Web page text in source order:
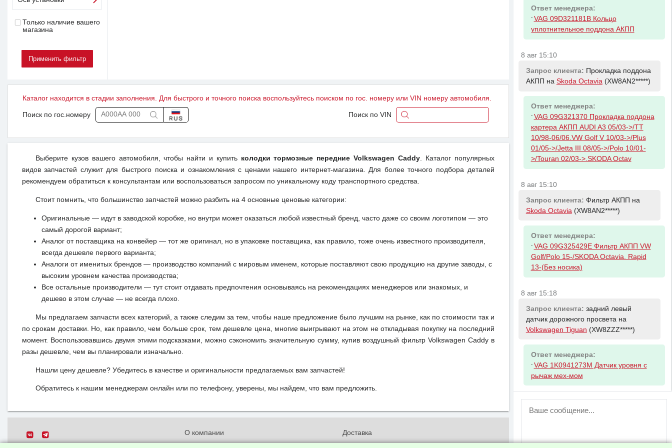
Только наличие вашего
магазина
Каталог находится в стадии заполнения. Для быстрого и точного поиска воспользуйтесь поиском по гос. номеру или VIN номеру автомобиля.
Поиск по гос.номеру Поиск по VIN
Выберите кузов вашего автомобиля, чтобы найти и купить колодки тормозные передние Volkswagen Caddy. Каталог популярных
видов запчастей служит для быстрого поиска и ознакомления с ценами нашего интернет-магазина. Для более точного подбора деталей
рекомендуем обратиться к консультантам или воспользоваться запросом по уникальному коду транспортного средства.
Стоит помнить, что большинство запчастей можно разбить на 4 основные ценовые категории:
Оригинальные — идут в заводской коробке, но внутри может оказаться любой известный бренд, часто даже со своим логотипом — это
самый дорогой вариант;
Аналог от поставщика на конвейер — тот же оригинал, но в упаковке поставщика, как правило, тоже очень известного производителя,
всегда дешевле первого варианта;
Аналоги от именитых брендов — производство компаний с мировым именем, которые поставляют свою продукцию на другие заводы, с
высоким уровнем качества производства;
Все остальные производители — тут стоит отдавать предпочтения основываясь на рекомендациях менеджеров или знакомых, и
дешево в этом случае — не всегда плохо.
Мы предлагаем запчасти всех категорий, а также следим за тем, чтобы наше предложение было лучшим на рынке, как по стоимости так и
по срокам доставки. Но, как правило, чем больше срок, тем дешевле цена, многие выигрывают на этом не откладывая покупку на последний
момент. Воспользовавшись двумя этими подсказками, можно сэкономить значительную сумму, купив воздушный фильтр Volkswagen Caddy в
разы дешевле, чем вы планировали изначально.
Нашли цену дешевле? Убедитесь в качестве и оригинальности предлагаемых вам запчастей!
Обратитесь к нашим менеджерам онлайн или по телефону, уверены, мы найдем, что вам предложить.
О компании
Доставка
Ответ менеджера:
- VAG 09D321181B Кольцо
уплотнительное поддона АКПП
8 авг 15:10
Запрос клиента: Прокладка поддона
АКПП на Skoda Octavia (XW8AN2*****)
Ответ менеджера:
- VAG 09G321370 Прокладка поддона
картера АКПП AUDI A3 05/03->/TT
10/98-06/06.VW Golf V 10/03->/Plus
01/05->/Jetta III 08/05->/Polo 10/01-
>/Touran 02/03->.SKODA Octav
8 авг 15:10
Запрос клиента: Фильтр АКПП на
Skoda Octavia (XW8AN2*****)
Ответ менеджера:
- VAG 09G325429E Фильтр АКПП VW
Golf/Polo 15-/SKODA Octavia. Rapid
13-(Без носика)
8 авг 15:18
Запрос клиента: задний левый
датчик дорожного просвета на
Volkswagen Tiguan (XW8ZZZ*****)
Ответ менеджера:
- VAG 1K0941273M Датчик уровня с
рычаж мех-мом
ВНИМАНИЕ!
пользователей временно отключена!